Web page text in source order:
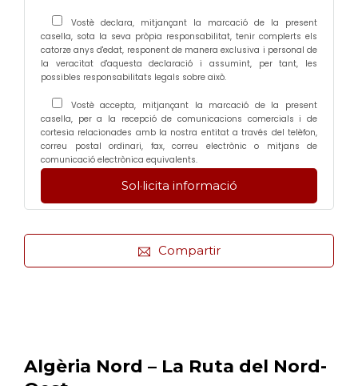
Vostè declara, mitjançant la marcació de la present
casella, sota la seva pròpia responsabilitat, tenir complerts els
catorze anys d'edat, responent de manera exclusiva i personal de
la veracitat d'aquesta declaració i assumint, per tant, les
possibles responsabilitats legals sobre això.
Vostè accepta, mitjançant la marcació de la present
casella, per a la recepció de comunicacions comercials i de
cortesia relacionades amb la nostra entitat a través del telèfon,
correu postal ordinari, fax, correu electrònic o mitjans de
comunicació electrònica equivalents.
Compartir
Algèria Nord – La Ruta del Nord-